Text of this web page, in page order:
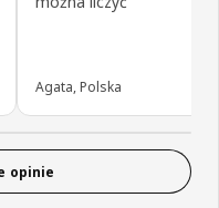
Agata, Polska
opinie